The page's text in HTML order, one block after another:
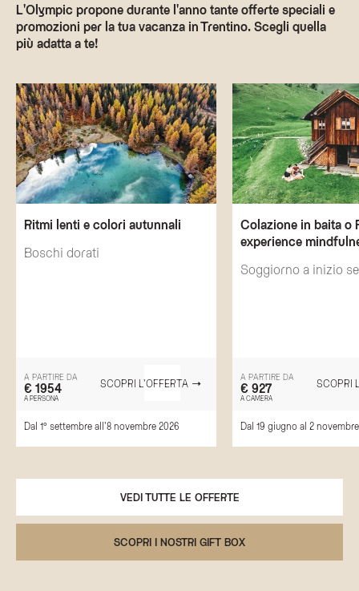
L'Olympic propone durante l'anno tante offerte speciali e
promozioni per la tua vacanza in Trentino. Scegli quella
più adatta a te!
Ritmi lenti e colori autunnali
Boschi dorati
A PARTIRE DA
€ 1954
A PERSONA
SCOPRI L'OFFERTA
Dal 1° settembre all'8 novembre 2026
Colazione in baita o
experience
Soggiorno a inizio
A PARTIRE DA
€ 927
A CAMERA
SCOPRI
Dal 19 giugno al 2
VEDI TUTTE LE OFFERTE
SCOPRI I NOSTRI GIFT BOX